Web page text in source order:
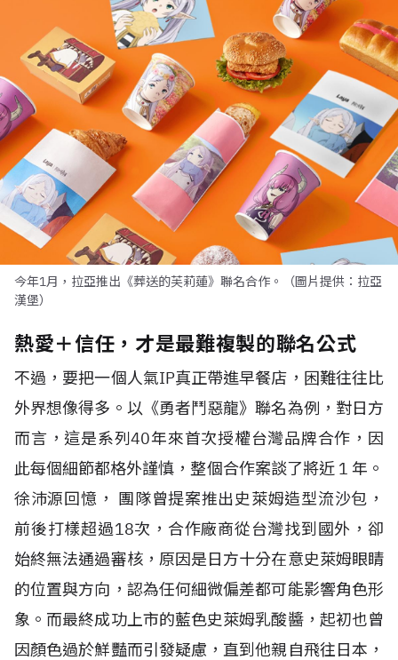
今年1月，拉亞推出《葬送的芙莉蓮》聯名合作。（圖片提供：拉亞
漢堡）
熱愛＋信任，才是最難複製的聯名公式
不過，要把一個人氣IP真正帶進早餐店，困難往往比
外界想像得多。以《勇者鬥惡龍》聯名為例，對日方
而言，這是系列40年來首次授權台灣品牌合作，因
此每個細節都格外謹慎，整個合作案談了將近 1 年。
徐沛源回憶， 團隊曾提案推出史萊姆造型流沙包，
前後打樣超過18次，合作廠商從台灣找到國外，卻
始終無法通過審核，原因是日方十分在意史萊姆眼睛
的位置與方向，認為任何細微偏差都可能影響角色形
象。而最終成功上市的藍色史萊姆乳酸醬，起初也曾
因顏色過於鮮豔而引發疑慮，直到他親自飛往日本，